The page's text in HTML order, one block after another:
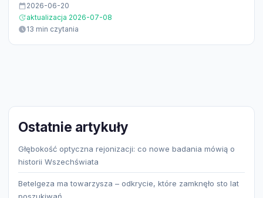
2026-06-20
aktualizacja 2026-07-08
13 min czytania
Ostatnie artykuły
Głębokość optyczna rejonizacji: co nowe badania mówią o
historii Wszechświata
Betelgeza ma towarzysza – odkrycie, które zamknęło sto lat
poszukiwań